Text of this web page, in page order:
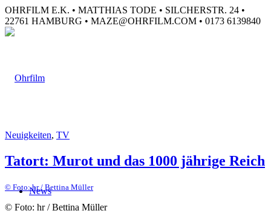
OHRFILM E.K. • MATTHIAS TODE • SILCHERSTR. 24 •
22761 HAMBURG • MAZE@OHRFILM.COM • 0173 6139840
News
Neuigkeiten, TV
Tatort: Murot und das 1000 jährige Reich
© Foto: hr / Bettina Müller
© Foto: hr / Bettina Müller